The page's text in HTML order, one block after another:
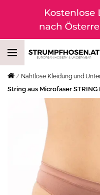
Nahtlose Kleidung und
String aus Microfaser STRING